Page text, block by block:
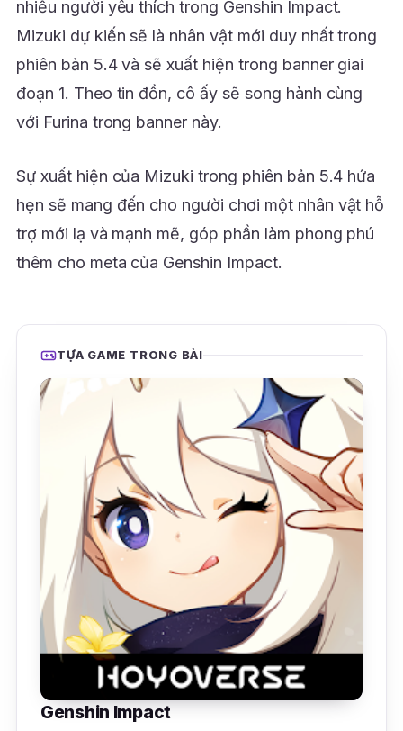
nhiều người yêu thích trong Genshin Impact.
Mizuki dự kiến sẽ là nhân vật mới duy nhất trong
phiên bản 5.4 và sẽ xuất hiện trong banner giai
đoạn 1. Theo tin đồn, cô ấy sẽ song hành cùng
với Furina trong banner này.
Sự xuất hiện của Mizuki trong phiên bản 5.4 hứa
hẹn sẽ mang đến cho người chơi một nhân vật hỗ
trợ mới lạ và mạnh mẽ, góp phần làm phong phú
thêm cho meta của Genshin Impact.
TỰA GAME TRONG BÀI
Genshin Impact